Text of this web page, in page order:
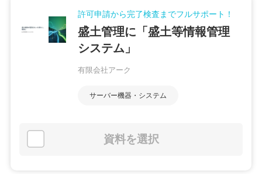
許可申請から完了検査までフルサポート！
盛土管理に「盛土等情報管理
システム」
有限会社アーク
サーバー機器・システム
資料を選択